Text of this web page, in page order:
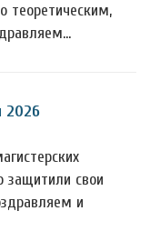
теоретическим,
2026
защитили свои
и